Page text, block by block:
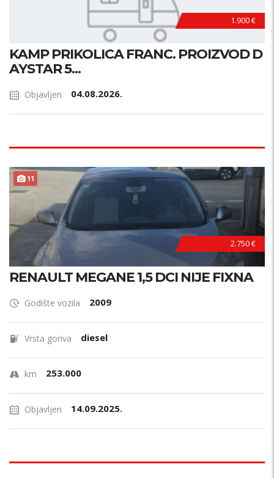
1.900 €
KAMP PRIKOLICA FRANC. PROIZVOD D
AYSTAR 5...
Objavljen 04.08.2026.
11
2.750 €
RENAULT MEGANE 1,5 DCI NIJE FIXNA
Godište vozila 2009
Vrsta goriva diesel
km 253.000
Objavljen 14.09.2025.